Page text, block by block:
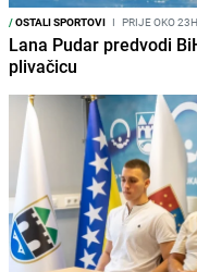
/OSTALI SPORTOVI I PRIJE OKO 23H
Lana Pudar predvodi
plivačicu